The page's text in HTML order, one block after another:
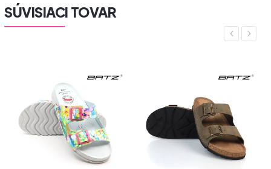
SÚVISIACI TOVAR
Previous
Next